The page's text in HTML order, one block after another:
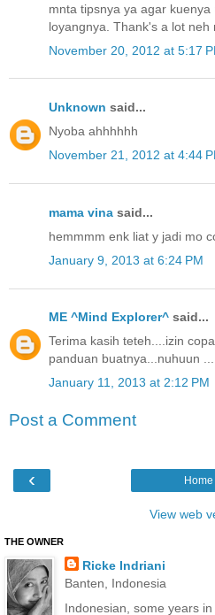
mnta tipsnya ya agar
loyangnya. Thank's a lot neh
November 20, 2012 at 5:17
Unknown said...
Nyoba ahhhhhh
November 21, 2012 at 4:44
mama vina said...
hemmmm enk liat y jadi mo
January 9, 2013 at 6:24 PM
ME ^Mind Explorer^ said...
Terima kasih teteh....izin
panduan buatnya...nuhuun ...
January 11, 2013 at 2:12 PM
Post a Comment
‹ Home
View web
THE OWNER
Ricke Indriani
Banten, Indonesia
Indonesian, some years